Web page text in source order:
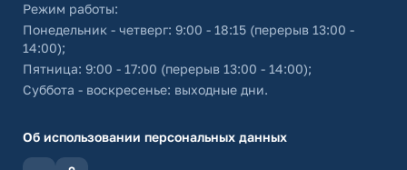
Режим работы:
Понедельник - четверг: 9:00 - 18:15 (перерыв 13:00 -
14:00);
Пятница: 9:00 - 17:00 (перерыв 13:00 - 14:00);
Суббота - воскресенье: выходные дни.
Об использовании персональных данных